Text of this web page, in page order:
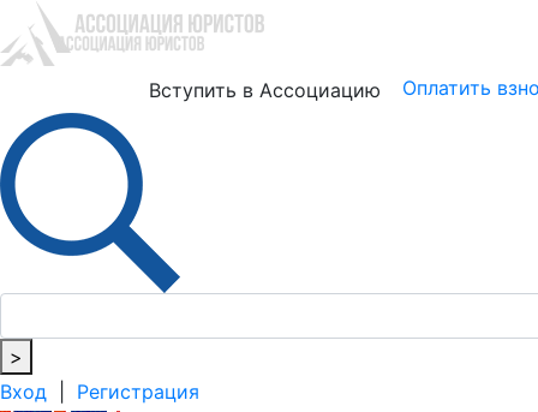
Вступить в Ассоциацию Оплатить
>
Вход
Регистрация